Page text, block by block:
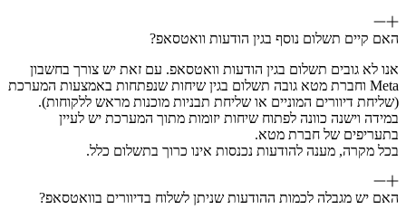
האם קיים תשלום נוסף בגין הודעות וואטסאפ?
אנו לא גובים תשלום בגין הודעות וואטסאפ. עם זאת יש צורך בחשבון
Meta וחברת מטא גובה תשלום בגין שיחות שנפתחות באמצעות המערכת
(שליחת דיוורים המוניים או שליחת תבניות מוכנות מראש ללקוחות).
במידה וישנה כוונה לפתוח שיחות יזומות מתוך המערכת יש לעיין
בתעריפים של חברת מטא.
בכל מקרה, מענה להודעות נכנסות אינו כרוך בתשלום כלל.
האם יש מגבלה לכמות ההודעות שניתן לשלוח בדיוורים בוואטסאפ?